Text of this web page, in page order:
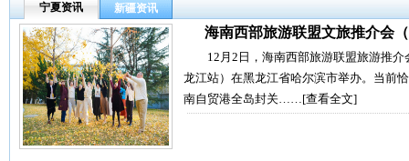
宁夏资讯 新疆资讯
海南西部旅游联盟文旅推介会
12月2日，海南西部旅游联盟旅游推介
龙江站）在黑龙江省哈尔滨市举办。当前
南自贸港全岛封关……[查看全文]